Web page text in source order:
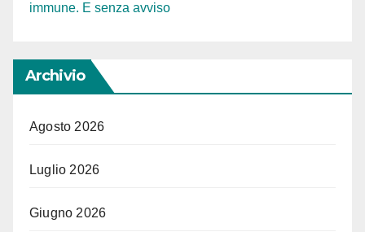
immune. E senza avviso
Archivio
Agosto 2026
Luglio 2026
Giugno 2026